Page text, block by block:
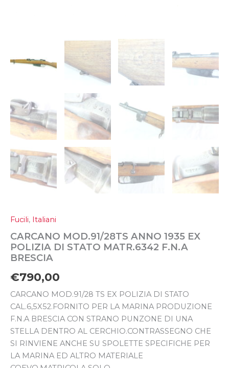
Fucili, Italiani
CARCANO MOD.91/28TS ANNO 1935 EX
POLIZIA DI STATO MATR.6342 F.N.A
BRESCIA
€790,00
CARCANO MOD.91/28 TS EX POLIZIA DI STATO
CAL.6,5X52.FORNITO PER LA MARINA PRODUZIONE
F.N.A BRESCIA CON STRANO PUNZONE DI UNA
STELLA DENTRO AL CERCHIO.CONTRASSEGNO CHE
SI RINVIENE ANCHE SU SPOLETTE SPECIFICHE PER
LA MARINA ED ALTRO MATERIALE